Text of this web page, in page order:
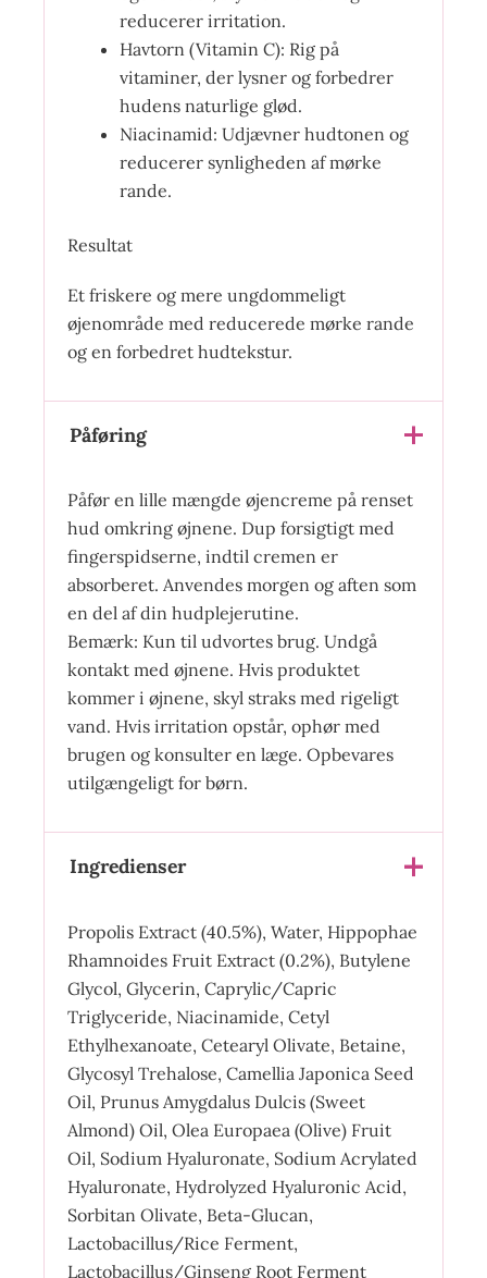
reducerer irritation.
Havtorn (Vitamin C): Rig på
vitaminer, der lysner og forbedrer
hudens naturlige glød.
Niacinamid: Udjævner hudtonen og
reducerer synligheden af mørke
rande.
Resultat
Et friskere og mere ungdommeligt
øjenområde med reducerede mørke rande
og en forbedret hudtekstur.
Påføring
Påfør en lille mængde øjencreme på renset
hud omkring øjnene. Dup forsigtigt med
fingerspidserne, indtil cremen er
absorberet. Anvendes morgen og aften som
en del af din hudplejerutine.
Bemærk: Kun til udvortes brug. Undgå
kontakt med øjnene. Hvis produktet
kommer i øjnene, skyl straks med rigeligt
vand. Hvis irritation opstår, ophør med
brugen og konsulter en læge. Opbevares
utilgængeligt for børn.
Ingredienser
Propolis Extract (40.5%), Water, Hippophae
Rhamnoides Fruit Extract (0.2%), Butylene
Glycol, Glycerin, Caprylic/Capric
Triglyceride, Niacinamide, Cetyl
Ethylhexanoate, Cetearyl Olivate, Betaine,
Glycosyl Trehalose, Camellia Japonica Seed
Oil, Prunus Amygdalus Dulcis (Sweet
Almond) Oil, Olea Europaea (Olive) Fruit
Oil, Sodium Hyaluronate, Sodium Acrylated
Hyaluronate, Hydrolyzed Hyaluronic Acid,
Sorbitan Olivate, Beta-Glucan,
Lactobacillus/Rice Ferment,
Lactobacillus/Ginseng Root Ferment